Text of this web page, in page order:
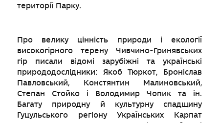
території Парку.
Про велику цінність природи і екології
високогірного терену Чивчино-Гринявських
гір писали відомі зарубіжні та українські
природодослідники: Якоб Тюркот, Броніслав
Павловський, Констянтин Малиновський,
Степан Стойко і Володимир Чопик та ін.
Багату природну й культурну спадщину
Гуцульського регіону Українських Карпат